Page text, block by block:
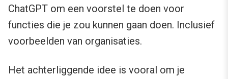
ChatGPT om een voorstel te doen voor
functies die je zou kunnen gaan doen. Inclusief
voorbeelden van organisaties.
Het achterliggende idee is vooral om je